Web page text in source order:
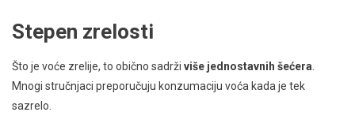
Stepen zrelosti
Što je voće zrelije, to obično sadrži više jednostavnih šećera
Mnogi stručnjaci preporučuju konzumaciju voća kada je tek
sazrelo.